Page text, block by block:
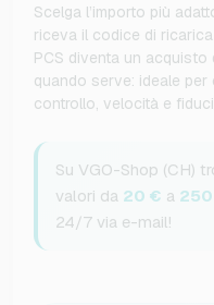
Scelga l’importo più
riceva il codice di
PCS diventa un acquisto
quando serve: ideale
controllo, velocità e
Su VGO-Shop (CH)
valori da 20 € a
24/7 via e-mail!